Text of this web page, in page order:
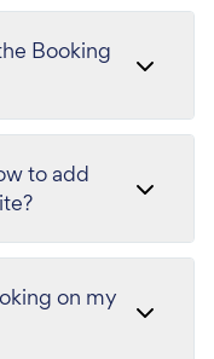
Booking
to add
on my